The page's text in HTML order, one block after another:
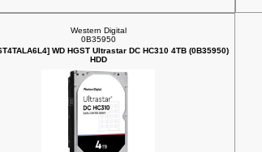
Western Digital
0B35950
WD HGST Ultrastar DC HC310 4TB (0B35950)
HDD